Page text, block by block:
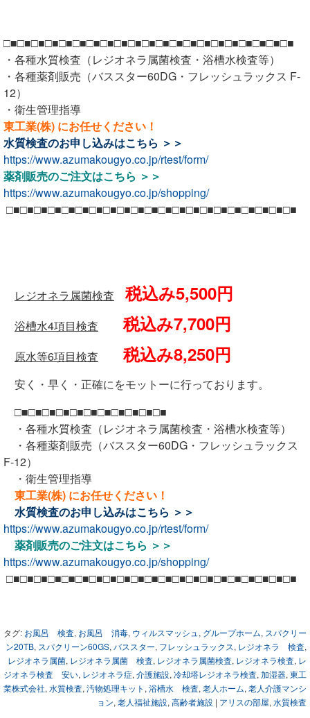
□■□■□■□■□■□■□■□■□■□■□■□■□■□■□■□■□■□■□■□■□■
・各種水質検査（レジオネラ属菌検査・浴槽水検査等）
・各種薬剤販売（バススター60DG・フレッシュラックス F-
12）
・衛生管理指導
東工業(株) にお任せください！
水質検査のお申し込みはこちら ＞＞
https://www.azumakougyo.co.jp/rtest/form/
薬剤販売のご注文はこちら ＞＞
https://www.azumakougyo.co.jp/shopping/
□■□■□■□■□■□■□■□■□■□■□■□■□■□■□■□■□■□■□■□■□■
レジオネラ属菌検査 税込み5,500円
浴槽水4項目検査 税込み7,700円
原水等6項目検査 税込み8,250円
安く・早く・正確にをモットーに行っております。
□■□■□■□■□■□■□■□■□■□■□■
・各種水質検査（レジオネラ属菌検査・浴槽水検査等）
・各種薬剤販売（バススター60DG・フレッシュラックス
F-12）
・衛生管理指導
東工業(株) にお任せください！
水質検査のお申し込みはこちら ＞＞
https://www.azumakougyo.co.jp/rtest/form/
薬剤販売のご注文はこちら ＞＞
https://www.azumakougyo.co.jp/shopping/
□■□■□■□■□■□■□■□■□■□■□■□■□■□■□■□■□■□■□■□■□■
タグ: お風呂 検査, お風呂 消毒, ウィルスマッシュ , グループホーム, スパクリー
ン20TB, スパクリーン60GS, バススター, フレッシュラックス, レジオネラ 検査,
レジオネラ属菌, レジオネラ属菌 検査, レジオネラ属菌検査, レジオネラ検査, レ
ジオネラ検査 安い, レジオネラ症, 介護施設, 冷却塔レジオネラ検査, 加湿器, 東工
業株式会社, 水質検査, 汚物処理キット , 浴槽水 検査, 老人ホーム, 老人介護マンシ
ョン, 老人福祉施設, 高齢者施設 | アリスの部屋, 水質検査